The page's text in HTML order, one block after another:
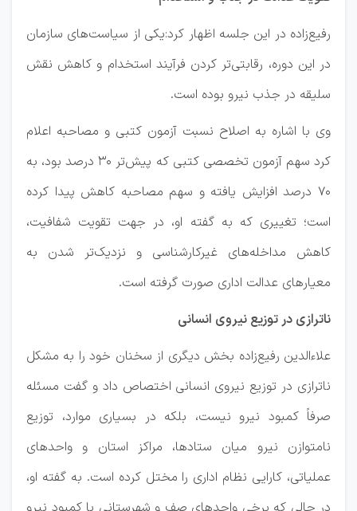
رفیع‌زاده در این جلسه اظهار کرد:یکی از سیاست‌های سازمان
در این دوره، رقابتی‌تر کردن فرآیند استخدام و کاهش نقش
سلیقه در جذب نیرو بوده است.
وی با اشاره به اصلاح نسبت آزمون کتبی و مصاحبه اعلام
کرد سهم آزمون تخصصی کتبی که پیش‌تر ۳۰ درصد بود، به
۷۰ درصد افزایش یافته و سهم مصاحبه کاهش پیدا کرده
است؛ تغییری که به گفته او، در جهت تقویت شفافیت،
کاهش مداخله‌های غیرکارشناسی و نزدیک‌تر شدن به
معیارهای عدالت اداری صورت گرفته است.
️ناترازی در توزیع نیروی انسانی
علاءالدین رفیع‌زاده بخش دیگری از سخنان خود را به مشکل
ناترازی در توزیع نیروی انسانی اختصاص داد و گفت مسئله
صرفاً کمبود نیرو نیست، بلکه در بسیاری موارد، توزیع
نامتوازن نیرو میان ستادها، مراکز استان و واحدهای
عملیاتی، کارایی نظام اداری را مختل کرده است. به گفته او،